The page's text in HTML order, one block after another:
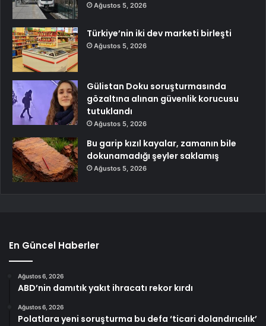
Ağustos 5, 2026
Türkiye’nin iki dev marketi birleşti
Ağustos 5, 2026
Gülistan Doku soruşturmasında
gözaltına alınan güvenlik korucusu
tutuklandı
Ağustos 5, 2026
Bu garip kızıl kayalar, zamanın bile
dokunamadığı şeyler saklamış
Ağustos 5, 2026
En Güncel Haberler
Ağustos 6, 2026
ABD’nin damıtık yakıt ihracatı rekor kırdı
Ağustos 6, 2026
Polatlara yeni soruşturma bu defa ‘ticari dolandırıcılık’